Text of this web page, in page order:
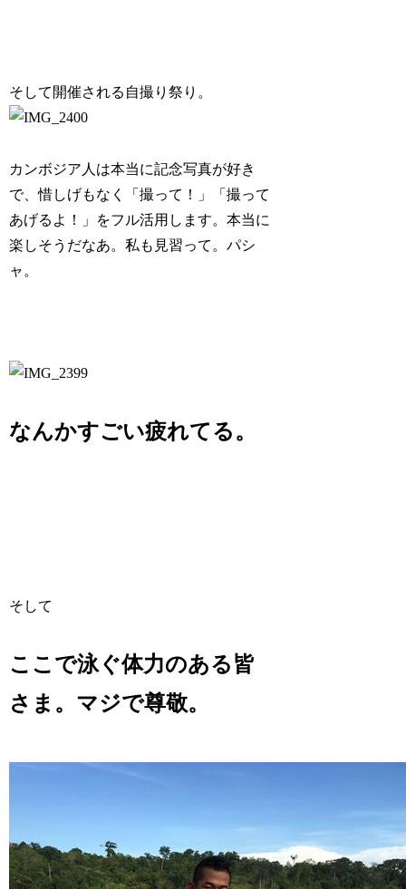
そして開催される自撮り祭り。
カンボジア人は本当に記念写真が好き
で、惜しげもなく「撮って！」「撮って
あげるよ！」をフル活用します。本当に
楽しそうだなあ。私も見習って。パシ
ャ。
なんかすごい疲れてる。
そして
ここで泳ぐ体力のある皆
さま。マジで尊敬。